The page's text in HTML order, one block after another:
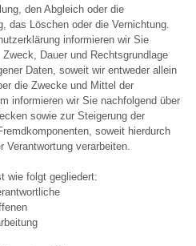
den Abgleich oder die
das Löschen oder die Vernichtung.
informieren wir Sie
Dauer und Rechtsgrundlage
Daten, soweit wir entweder allein
die Zwecke und Mittel der
informieren wir Sie nachfolgend über
sowie zur Steigerung der
soweit hierdurch
Verantwortung verarbeiten.
wie folgt gegliedert: